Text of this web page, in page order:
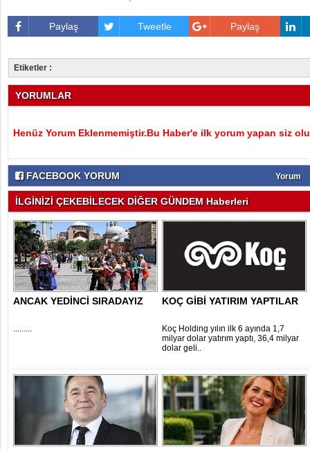
Paylaş Tweetle Paylaş
Etiketler :
YORUMLAR
Henüz Yorum Eklenmemiştir.Bu Haber'e ilk yorum yapan siz
FACEBOOK YORUM Yorum
İLGİNİZİ ÇEKEBİLECEK DİĞER GÜNDEM Haberleri
ANCAK YEDİNCİ SIRADAYIZ
.........
KOÇ GİBİ YATIRIM YAPTILAR
Koç Holding yılın ilk 6 ayında 1,7
milyar dolar yatırım yaptı, 36,4 milyar
dolar geli..